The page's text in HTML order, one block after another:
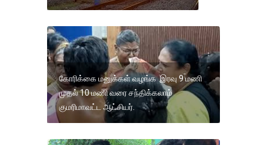
கோரிக்கை மனுக்கள் வழங்க இரவு 9 மணி
முதல் 10 மணி வரை சந்திக்கலாம்
குமரிமாவட்ட ஆட்சியர்.